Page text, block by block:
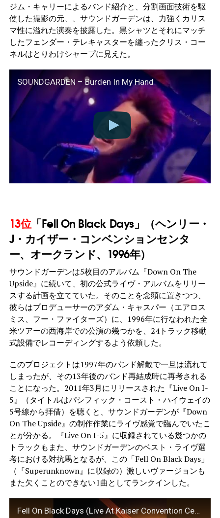
ジム・キャリーによるバンド紹介と、分割画面技術を駆
使した撮影の元、、サウンドガーデンは、力強くカリス
マ性に溢れた演奏を披露した。黒シャツとそれにマッチ
したフェンダー・テレキャスターを纏ったクリス・コー
ネルはとりわけシャープに見えた。
SOUNDGARDEN – Burden In My Hand
13位 「Fell On Black Days」（ヘンリー・
J・カイザー・コンベンションセンタ
ー、オークランド、1996年）
サウンドガーデンは5枚目のアルバム『Down On The
Upside』に続いて、初の公式ライヴ・アルバムをリリー
スする計画を立てていた。そのことを念頭に置きつつ、
彼らはプロデューサーのアダム・キャスパー（エアロス
ミス、フー・ファイターズ）に、1996年に行なわれた全
米ツアーの西海岸での公演の幾つかを、24トラック移動
式設備でレコーディングするよう依頼した。
このプロジェクトは1997年のバンド解散で一旦は流れて
しまったが、その13年後のバンド再結成時に再考される
ことになった。2011年3月にリリースされた『Live On I-
5』（タイトルはパシフィック・コースト・ハイウェイの
5号線から拝借）を聴くと、サウンドガーデンが『Down
On The Upside』の制作作業にライヴ感覚で臨んでいたこ
とが分かる。『Live On I-5』に収録されている幾つかの
トラックもまた、サウンドガーデンのベスト・ライヴ選
考における対抗馬となるが、この「Fell On Black Days」
（『Superunknown』に収録の）激しいヴァージョンも
また欠くことのできない1曲としてランクインした。
Fell On Black Days (Live At Kaiser Convention Center, Oakland/1996)